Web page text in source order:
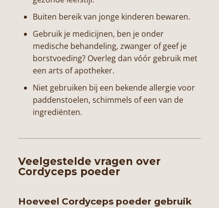
Buiten bereik van jonge kinderen bewaren.
Gebruik je medicijnen, ben je onder
medische behandeling, zwanger of geef je
borstvoeding? Overleg dan vóór gebruik met
een arts of apotheker.
Niet gebruiken bij een bekende allergie voor
paddenstoelen, schimmels of een van de
ingrediënten.
Veelgestelde vragen over
Cordyceps poeder
Hoeveel Cordyceps poeder gebruik